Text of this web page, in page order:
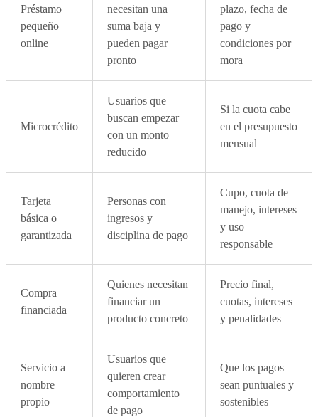
Préstamo
pequeño
online
necesitan una
suma baja y
pueden pagar
pronto
plazo, fecha de
pago y
condiciones por
mora
Microcrédito
Usuarios que
buscan empezar
con un monto
reducido
Si la cuota cabe
en el presupuesto
mensual
Tarjeta
básica o
garantizada
Personas con
ingresos y
disciplina de pago
Cupo, cuota de
manejo, intereses
y uso
responsable
Compra
financiada
Quienes necesitan
financiar un
producto concreto
Precio final,
cuotas, intereses
y penalidades
Servicio a
nombre
propio
Usuarios que
quieren crear
comportamiento
de pago
Que los pagos
sean puntuales y
sostenibles